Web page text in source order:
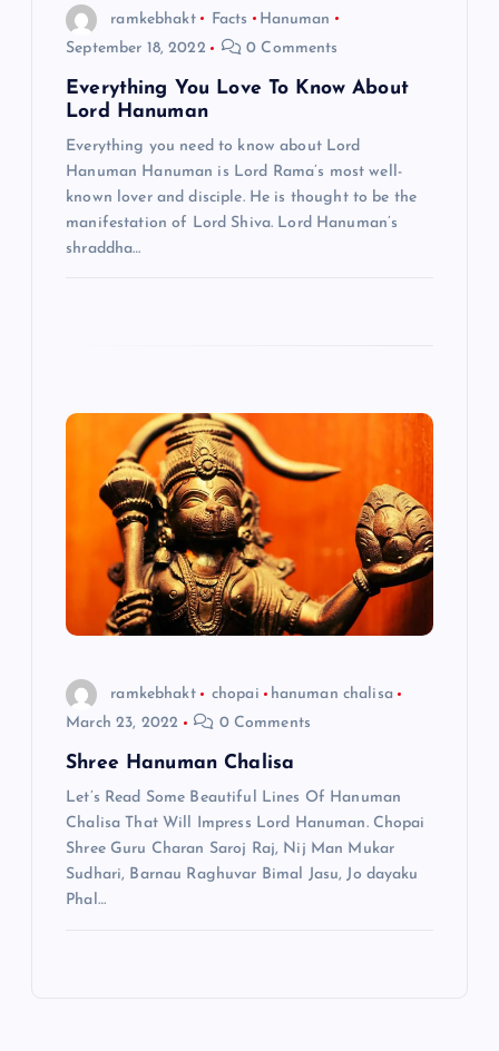
ramkebhakt Facts
Hanuman
September 18, 2022
0 Comments
Everything You Love To Know About
Lord Hanuman
Everything you need to know about Lord
Hanuman Hanuman is Lord Rama’s most well-
known lover and disciple. He is thought to be the
manifestation of Lord Shiva. Lord Hanuman’s
shraddha…
ramkebhakt chopai
hanuman chalisa
March 23, 2022
0 Comments
Shree Hanuman Chalisa
Let’s Read Some Beautiful Lines Of Hanuman
Chalisa That Will Impress Lord Hanuman. Chopai
Shree Guru Charan Saroj Raj, Nij Man Mukar
Sudhari, Barnau Raghuvar Bimal Jasu, Jo dayaku
Phal…